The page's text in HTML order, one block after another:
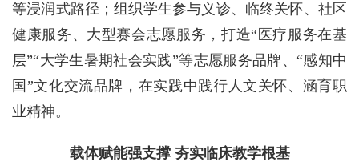
等浸润式路径；组织学生参与义诊、临终关怀、社区
健康服务、大型赛会志愿服务，打造“医疗服务在基
层”“大学生暑期社会实践”等志愿服务品牌、“感知中
国”文化交流品牌，在实践中践行人文关怀、涵育职
业精神。
载体赋能强支撑 夯实临床教学根基